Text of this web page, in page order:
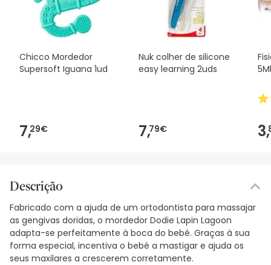
Chicco Mordedor
Supersoft Iguana 1ud
7,29€
Nuk colher de silicone
easy learning 2uds
7,79€ 3,
Descrição
Fabricado com a ajuda de um ortodontista para massajar
as gengivas doridas, o mordedor Dodie Lapin Lagoon
adapta-se perfeitamente à boca do bebé. Graças à sua
forma especial, incentiva o bebé a mastigar e ajuda os
seus maxilares a crescerem corretamente.